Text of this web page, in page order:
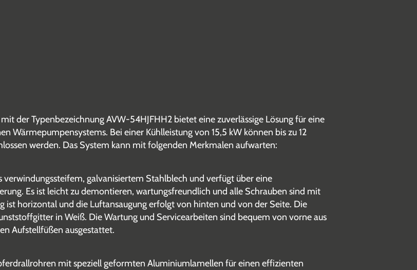
der Typenbezeichnung AVW-54HJFHH2 bietet eine zuverlässige Lösung für eine
Wärmepumpensystems. Bei einer Kühlleistung von 15,5 kW können bis zu 12
werden. Das System kann mit folgenden Merkmalen aufwarten:
galvanisiertem Stahlblech und verfügt über eine
Es ist leicht zu demontieren, wartungsfreundlich und alle Schrauben sind mit
ist horizontal und die Luftansaugung erfolgt von hinten und von der Seite. Die
in Weiß. Die Wartung und Servicearbeiten sind bequem von vorne aus
Aufstellfüßen ausgestattet.
mit speziell geformten Aluminiumlamellen für einen effizienten